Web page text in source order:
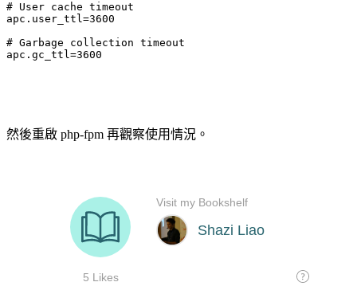
# User cache timeout
apc.user_ttl=3600
# Garbage collection timeout
apc.gc_ttl=3600
然後重啟 php-fpm 再觀察使用情況。